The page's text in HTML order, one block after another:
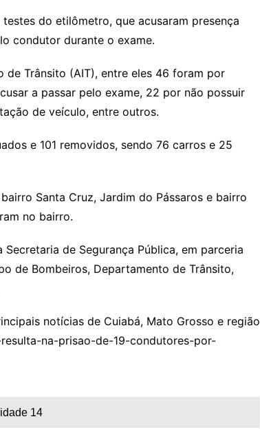
do etilômetro, que acusaram presença
condutor durante o exame.
Trânsito (AIT), entre eles 46 foram por
a passar pelo exame, 22 por não possuir
de veículo, entre outros.
e 101 removidos, sendo 76 carros e 25
Santa Cruz, Jardim do Pássaros e bairro
no bairro.
de Segurança Pública, em parceria
de Bombeiros, Departamento de Trânsito,
notícias de Cuiabá, Mato Grosso e região
na-prisao-de-19-condutores-por-
14